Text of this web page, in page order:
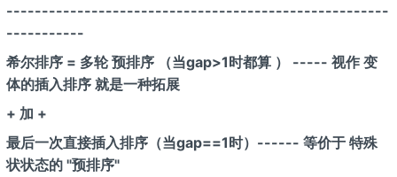
------------------------------------------------------
-----------
希尔排序 = 多轮 预排序 （当gap>1时都算 ） ----- 视作 变
体的插入排序 就是一种拓展
+ 加 +
最后一次直接插入排序（当gap==1时）------ 等价于 特殊
状状态的 "预排序"